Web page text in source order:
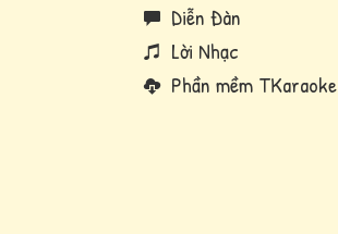
Diễn Đàn
Lời Nhạc
Phần mềm TKaraoke